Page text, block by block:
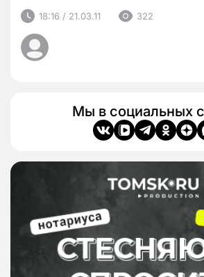
18:16 / 21.03.11 322
Мы в социальных